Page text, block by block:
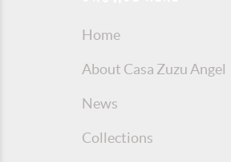
Home
About Casa Zuzu Angel
News
Collections